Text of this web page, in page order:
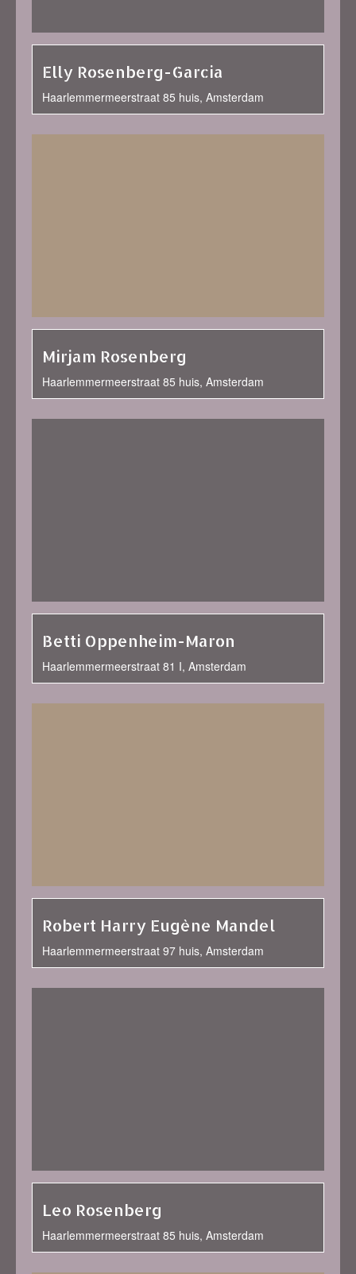
Elly Rosenberg-Garcia
Haarlemmermeerstraat 85 huis, Amsterdam
Mirjam Rosenberg
Haarlemmermeerstraat 85 huis, Amsterdam
Betti Oppenheim-Maron
Haarlemmermeerstraat 81 I, Amsterdam
Robert Harry Eugène Mandel
Haarlemmermeerstraat 97 huis, Amsterdam
Leo Rosenberg
Haarlemmermeerstraat 85 huis, Amsterdam